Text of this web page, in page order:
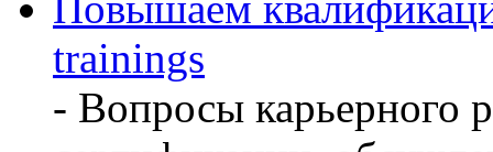
trainings
- Вопросы карьерного